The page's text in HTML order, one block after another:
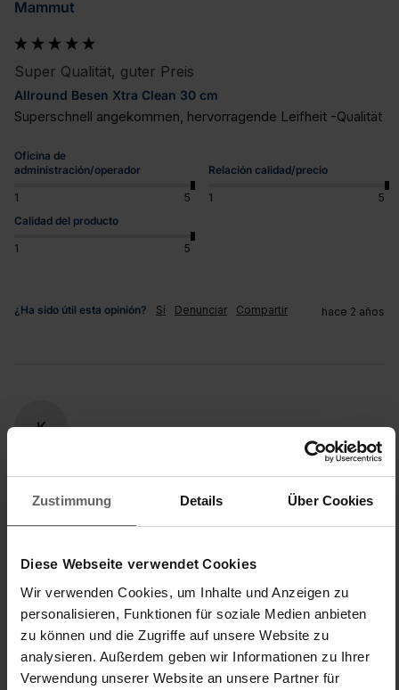
Zustimmung Details Über Cookies
Diese Webseite verwendet Cookies
Wir verwenden Cookies, um Inhalte und Anzeigen zu
personalisieren, Funktionen für soziale Medien anbieten
zu können und die Zugriffe auf unsere Website zu
analysieren. Außerdem geben wir Informationen zu Ihrer
Verwendung unserer Website an unsere Partner für
Mammut
Super Qualität, guter Preis
Allround Besen Xtra Clean 30 cm
Superschnell angekommen, hervorragende Leifheit -Qualität
Oficina de
administración/operador
1 5
Relación calidad/precio
1
5
Calidad del producto
1 5
¿Ha sido útil esta opinión? Sí Denunciar Compartir hace 2 años
K
Verified Customer
Kapel
Spinnenverdelger
Uitstekende bezem om, met de uitschuifbare steel die ik al
had, spinnen en hun nesten uit raamhoeken te verwijderen.
Oficina de
administración/operador
Relación calidad/precio